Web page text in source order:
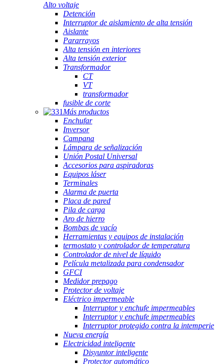
Alto voltaje
Detención
Interruptor de aislamiento de alta tensión
Aislante
Pararrayos
Alta tensión en interiores
Alta tensión exterior
Transformador
CT
VT
transformador
fusible de corte
Más productos
Enchufar
Inversor
Campana
Lámpara de señalización
Unión Postal Universal
Accesorios para aspiradoras
Equipos láser
Terminales
Alarma de puerta
Placa de pared
Pila de carga
Aro de hierro
Bombas de vacío
Herramientas y equipos de instalación
termostato y controlador de temperatura
Controlador de nivel de líquido
Película metalizada para condensador
GFCI
Medidor prepago
Protector de voltaje
Eléctrico impermeable
Interruptor y enchufe impermeables
Interruptor y enchufe impermeables
Interruptor protegido contra la intemperie
Nueva energía
Electricidad inteligente
Disyuntor inteligente
Protector automático